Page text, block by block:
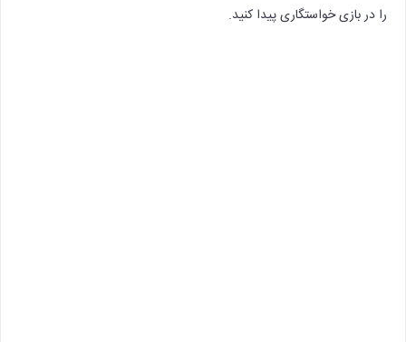
را در بازی خواستگاری پیدا کنید.